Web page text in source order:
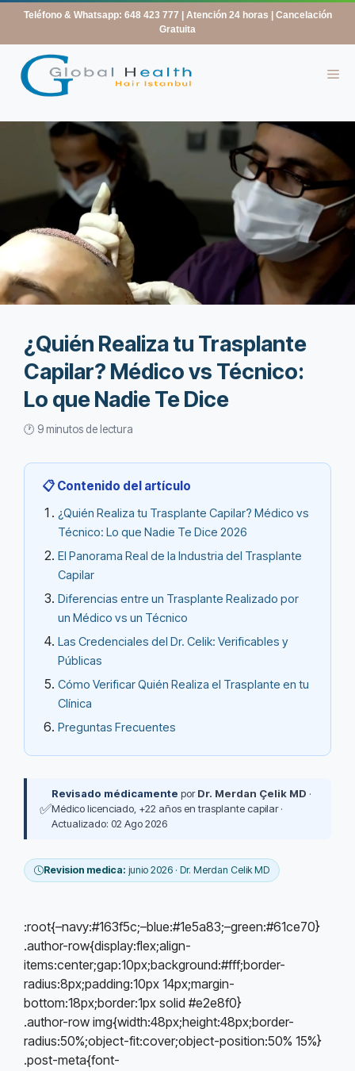
contenido
Teléfono & Whatsapp: 648 423 777
| Atención 24 horas | Cancelación
Gratuita
¿Quién Realiza tu Trasplante
Capilar? Médico vs Técnico:
Lo que Nadie Te Dice
🕐 9 minutos de lectura
📋 Contenido del artículo
¿Quién Realiza tu Trasplante Capilar? Médico vs
Técnico: Lo que Nadie Te Dice 2026
El Panorama Real de la Industria del Trasplante
Capilar
Diferencias entre un Trasplante Realizado por
un Médico vs un Técnico
Las Credenciales del Dr. Celik: Verificables y
Públicas
Cómo Verificar Quién Realiza el Trasplante en tu
Clínica
Preguntas Frecuentes
✅
Revisado médicamente porDr. Merdan Çelik MD ·
Médico licenciado, +22 años en trasplante capilar ·
Actualizado: 02 Ago 2026
Revision medica: junio 2026 · Dr. Merdan Celik MD
:root{–navy:#163f5c;–blue:#1e5a83;–green:#61ce70}
.author-row{display:flex;align-
items:center;gap:10px;background:#fff;border-
radius:8px;padding:10px 14px;margin-
bottom:18px;border:1px solid #e2e8f0}
.author-row img{width:48px;height:48px;border-
radius:50%;object-fit:cover;object-position:50% 15%}
.post-meta{font-